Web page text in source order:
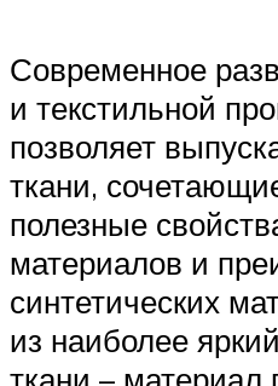
Современное
и текстильной
позволяет
ткани,
полезные
материалов и
синтетических
из наиболее